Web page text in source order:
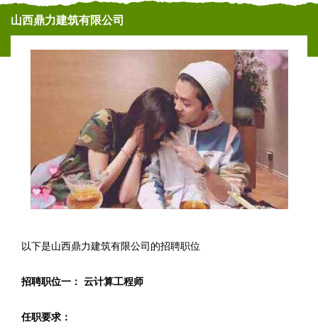
山西鼎力建筑有限公司
以下是山西鼎力建筑有限公司的招聘职位
招聘职位一： 云计算工程师
任职要求：